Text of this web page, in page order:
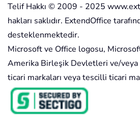
Telif Hakkı © 2009 - 2025
hakları saklıdır. ExtendOffice
desteklenmektedir.
Microsoft ve Office logosu,
Amerika Birleşik Devletleri ve/
ticari markaları veya tescilli ticari